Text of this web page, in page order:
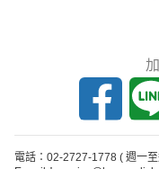
電話：02-2727-1778 ( 週一